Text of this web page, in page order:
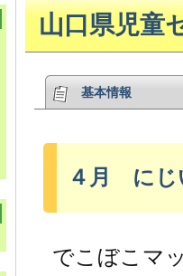
山口県児童
基本情報
４月 にじ
でこぼこマ